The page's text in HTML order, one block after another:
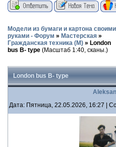
Модели из бумаги и картона своими
руками - Форум » Мастерская »
Гражданская техника (М) » London
bus B- type (Масштаб 1:40, сканы.)
London bus B- type
Дата: Пятница, 22.05.2026, 16:27 |